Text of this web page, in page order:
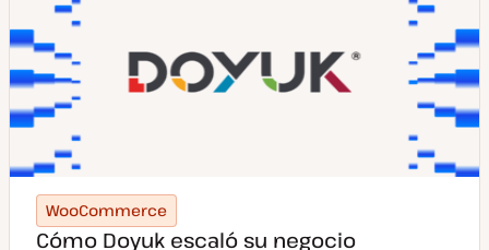
WooCommerce
Cómo Doyuk escaló su negocio